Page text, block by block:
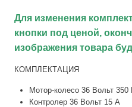
Для изменения
кнопки под ценой,
изображения товара
КОМПЛЕКТАЦИЯ
Мотор-колесо 36 Вольт 350
Контролер 36 Вольт 15 А